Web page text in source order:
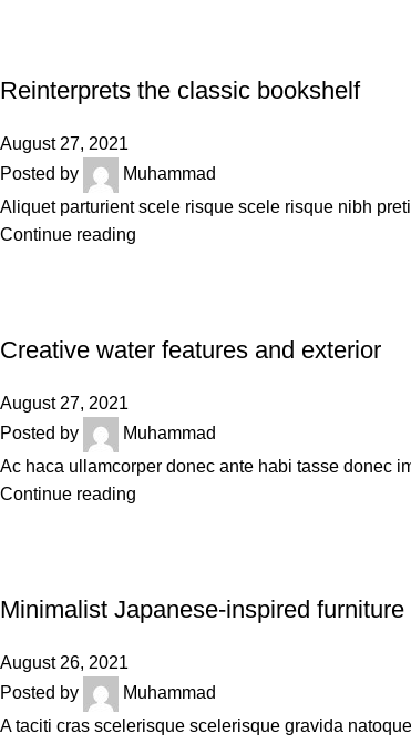
Reinterprets the classic bookshelf
August 27, 2021
Posted by
Muhammad
Aliquet parturient scele risque scele risque nibh
Continue reading
Creative water features and exterior
August 27, 2021
Posted by
Muhammad
Ac haca ullamcorper donec ante habi tasse donec
Continue reading
Minimalist Japanese-inspired furniture
August 26, 2021
Posted by
Muhammad
A taciti cras scelerisque scelerisque gravida